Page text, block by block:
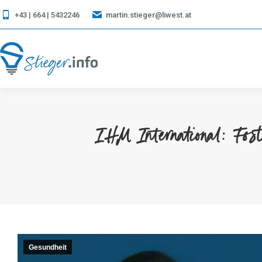
+43 | 664 | 5432246 martin.stieger@liwest.at
IHM International:
Gesundheit